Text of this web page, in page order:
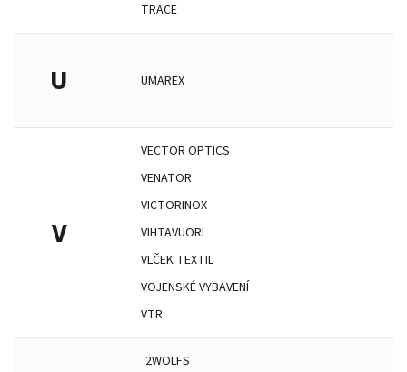
TRACE
U UMAREX
V
VECTOR OPTICS
VENATOR
VICTORINOX
VIHTAVUORI
VLČEK TEXTIL
VOJENSKÉ VYBAVENÍ
VTR
2WOLFS